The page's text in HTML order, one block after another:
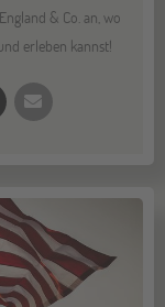
& Co. an, wo
erleben kannst!